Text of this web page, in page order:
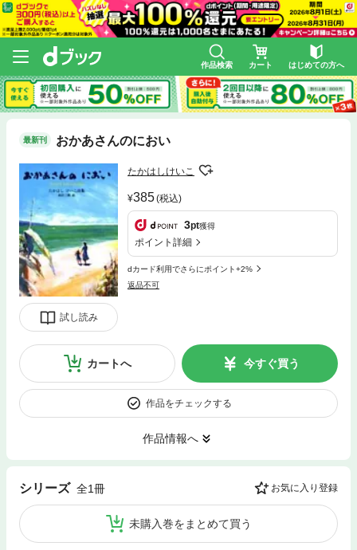
作品検索 カート はじめての方へ
最新刊 おかあさんのにおい
試し読み
たかはしけいこ
385(税込)
3pt獲得
ポイント詳細
dカード利用でさらにポイント+2%
返品不可
カートへ 今すぐ買う
作品をチェックする
作品情報へ
シリーズ 全1冊 お気に入り登録
未購入巻をまとめて買う